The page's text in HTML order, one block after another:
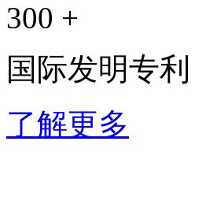
300 +
国际发明专利
了解更多